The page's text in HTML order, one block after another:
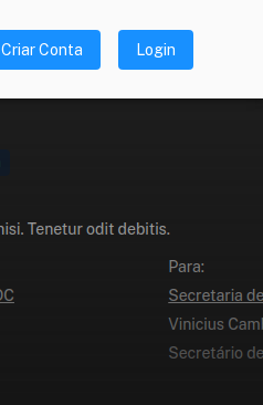
Criar Conta Login